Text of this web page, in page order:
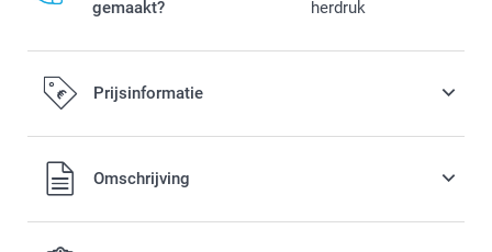
gemaakt?
herdruk
Prijsinformatie
Alle prijzen zijn in EURO (€) inclusief BTW en exclusief
verzendkosten.Omschrijving